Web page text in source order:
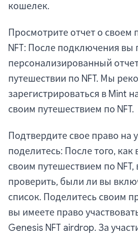
кошелек.
Просмотрите отчет о своем
NFT: После подключения вы
персонализированный
путешествии по NFT. Мы
зарегистрироваться в Mint
своим путешествием по NFT.
Подтвердите свое право на
поделитесь: После того,
своим путешествием по
проверить, были ли вы
список. Поделитесь своим
вы имеете право
Genesis NFT airdrop. За